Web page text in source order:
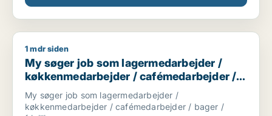
My søger job som lagermedarbejder / køkkenmedarbejder
1 mdr siden
My søger job som lagermedarbejder /
køkkenmedarbejder / cafémedarbejder /
bager / frivillig
My søger job som lagermedarbejder /
køkkenmedarbejder / cafémedarbejder / bager /